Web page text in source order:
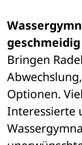
geschmeidig
Bringen
Optionen.
Interessierte